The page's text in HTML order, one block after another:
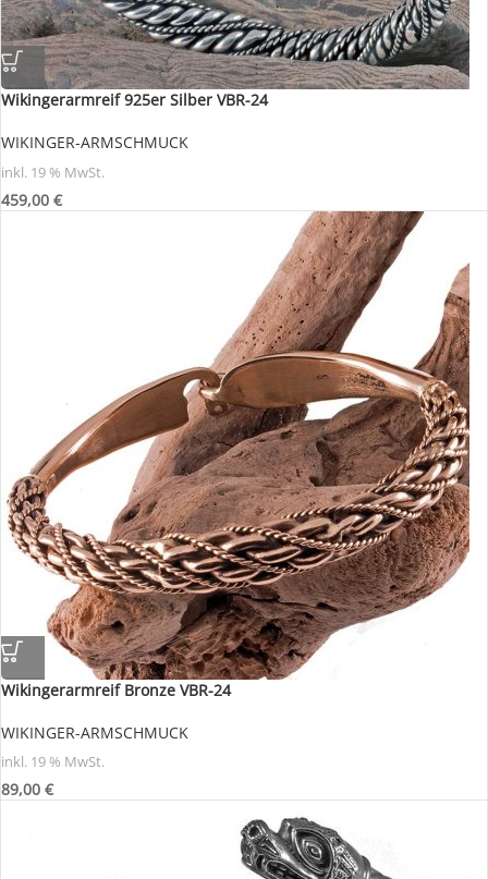
Wikingerarmreif 925er Silber VBR-24
WIKINGER-ARMSCHMUCK
inkl. 19 % MwSt.
459,00 €
Wikingerarmreif Bronze VBR-24
WIKINGER-ARMSCHMUCK
inkl. 19 % MwSt.
89,00 €